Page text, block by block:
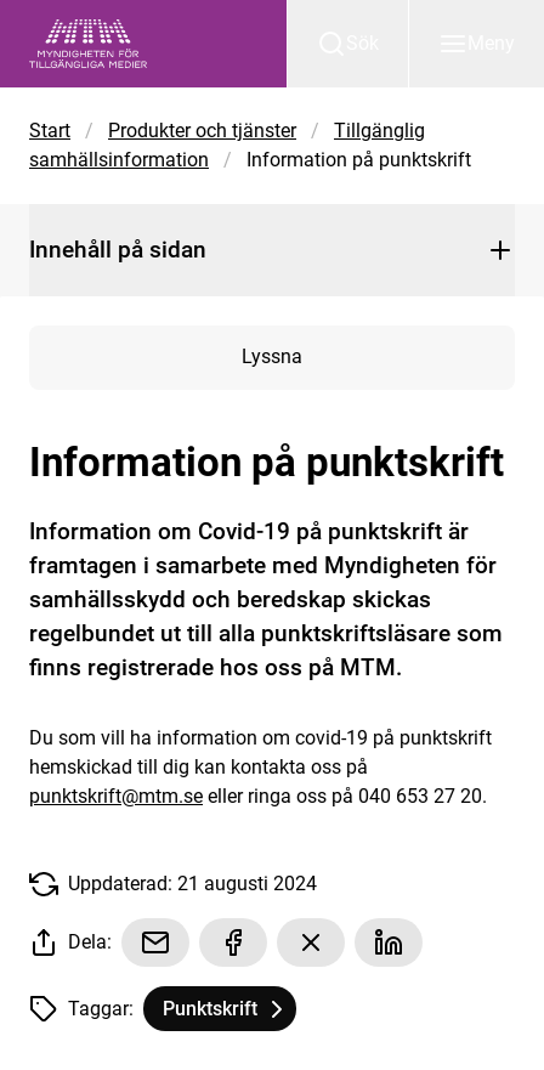
Start / Produkter och tjänster /
Tillgänglig
samhällsinformation
/ Information på punktskrift
Lyssna
Information på punktskrift
Information om Covid-19 på punktskrift är
framtagen i samarbete med Myndigheten för
samhällsskydd och beredskap skickas
regelbundet ut till alla punktskriftsläsare som
finns registrerade hos oss på MTM.
Du som vill ha information om covid-19 på punktskrift
hemskickad till dig kan kontakta oss på
punktskrift@mtm.se eller ringa oss på 040 653 27 20.
Uppdaterad: 21 augusti 2024
Dela:
Taggar: Tagg
Punktskrift
tillhör
Information på punktskrift
Innehåll på sidan